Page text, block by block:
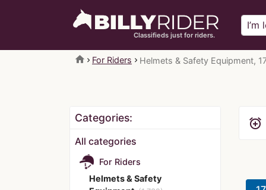
Classifieds just for riders.
home For Riders Helmets & Safety Equipment,
Categories:
All categories
For Riders
Helmets & Safety
alarm_add